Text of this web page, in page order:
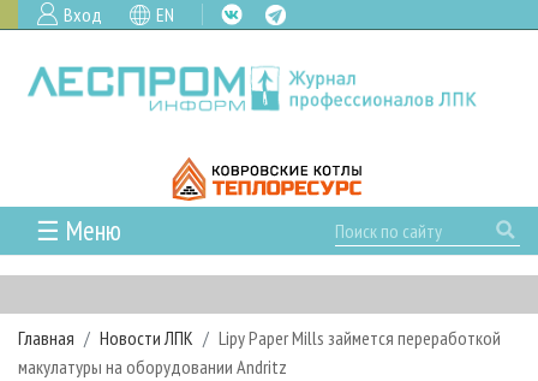
Вход EN
☰ Меню
ГЛАВНАЯ
РУБРИКИ И ТЕМЫ
РУБРИКИ ЖУРНАЛА
НОВОСТИ
Главная Новости ЛПК
Lipy Paper Mills займется переработкой
макулатуры на оборудовании Andritz